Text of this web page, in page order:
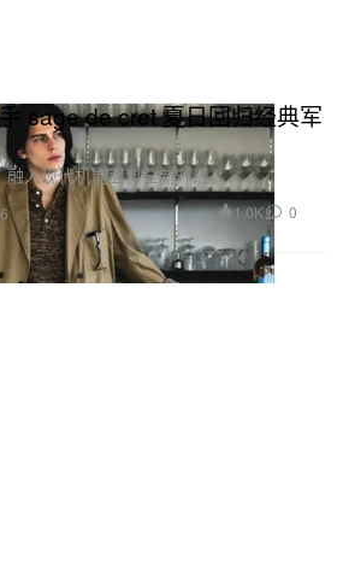
sage de cret 夏日回归经典军
融入现代机能面料全新升级。
1.0K 0